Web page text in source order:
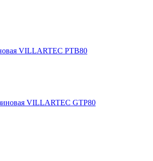
VILLARTEC PTB80